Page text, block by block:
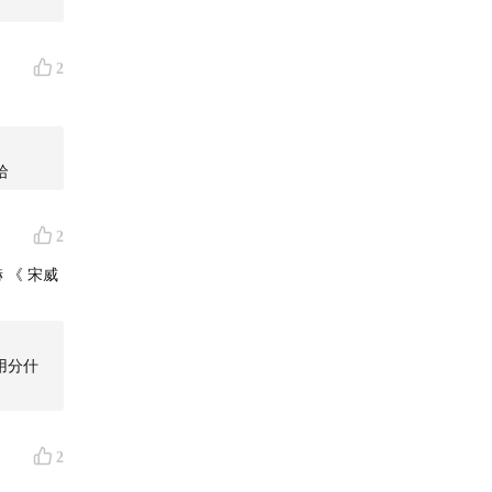
2
2
《 宋威
分什
2